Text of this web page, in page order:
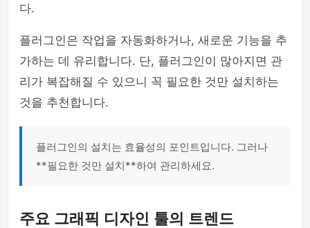
다.
플러그인은 작업을 자동화하거나, 새로운 기능을 추
가하는 데 유리합니다. 단, 플러그인이 많아지면 관
리가 복잡해질 수 있으니 꼭 필요한 것만 설치하는
것을 추천합니다.
플러그인의 설치는 효율성의 포인트입니다. 그러나
**필요한 것만 설치**하여 관리하세요.
주요 그래픽 디자인 툴의 트렌드